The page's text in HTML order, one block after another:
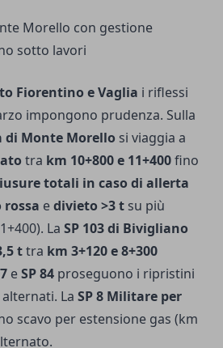
Morello con gestione
sotto lavori
Fiorentino e Vaglia i riflessi
impongono prudenza. Sulla
di Monte Morello si viaggia a
tra km 10+800 e 11+400fino
totali in caso di allerta
rossa edivieto >3 t su più
La SP 103 di Bivigliano
ttra km 3+120 e 8+300
eSP 84 proseguono i ripristini
La SP 8 Militare per
scavo per estensione gas (km